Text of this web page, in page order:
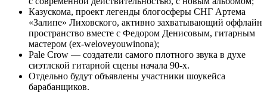
Казускома, проект легенды блогосферы СНГ Артема
«Залипе» Лиховского, активно захватывающий оффлайн
пространство вместе с Федором Денисовым, гитарным
мастером (ex-weloveyouwinona);
Pale Crow — создатели самого плотного звука в духе
сиэтлской гитарной сцены начала 90-х.
Отдельно будут объявлены участники шоукейса
барабанщиков.